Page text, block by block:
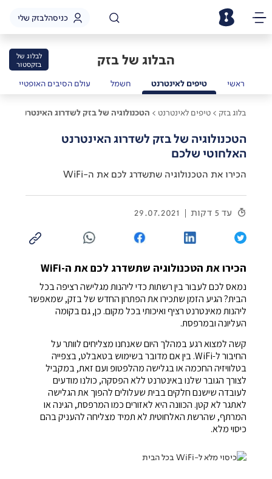
כניסהלבזק שלי
הבלוג של בזק
לבלוג של
בזקסטור
ראשי טיפים לאינטרנט חשמל עולם הסיבים האופטיים
בלוג בזק > טיפים לאינטרנט > הטכנולוגיה של בזק לשדרוג האינטרנט
הטכנולוגיה של בזק לשדרוג האינטרנט
האלחוטי שלכם
הכירו את הטכנולוגיה שתשדרג לכם את ה-WiFi
עד 5 דקות 29.07.2021
הכירו את הטכנולוגיה שתשדרג לכם את ה-WiFi
נמאס לכם לעבור בין רשתות כדי ליהנות מגלישה רציפה בכל
הבית? הגיע הזמן שתכירו את הפתרון החדש של בזק, שמאפשר
ליהנות מאינטרנט רציף ואיכותי בכל מקום. כן, גם בקומה
העליונה ובמרפסת.
קשה למצוא רגע במהלך היום שאנחנו מצליחים לוותר על
החיבור ל-WiFi. בין אם מדובר בשימוש בטאבלט, בצפייה
בטלוויזיה החכמה או בגלישה מהלפטופ ועם זאת, במקביל
לצורך הגובר שלנו באינטרנט ללא הפסקה, כולנו מודעים
לעובדה שישנם חלקים בבית שעלולים להפוך את הגלישה
לאתגר לא קטן. הכוונה היא לאזורים כמו המרפסת, הגינה או
המרתף, שהרשת האלחוטית לא תמיד מצליחה להעניק בהם
כיסוי מלא.